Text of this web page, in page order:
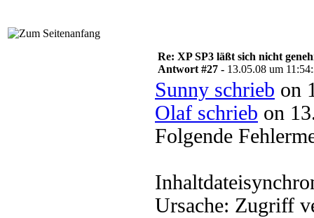
Re: XP SP3 läßt sich nicht
Antwort #27 - 13.05.08 um
Sunny schrieb on
Olaf schrieb on
Folgende
Ursache: Zugriff